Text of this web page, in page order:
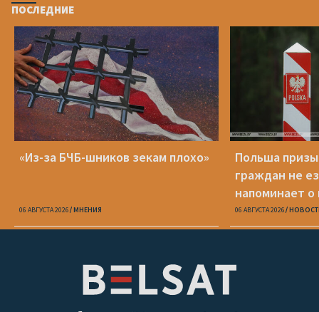
ПОСЛЕДНИЕ
«Из-за БЧБ-шников зекам плохо»
06 АВГУСТА 2026 МНЕНИЯ
Польша
граждан не
напоминает
опасности
06 АВГУСТА 2026